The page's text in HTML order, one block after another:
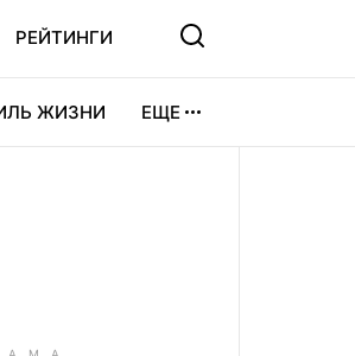
РЕЙТИНГИ
ЖИЗНИ ЕЩЕ